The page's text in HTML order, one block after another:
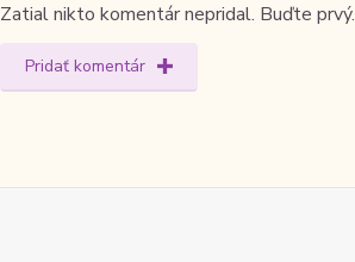
Zatial nikto komentár nepridal. Buďte prvý.
Pridať komentár